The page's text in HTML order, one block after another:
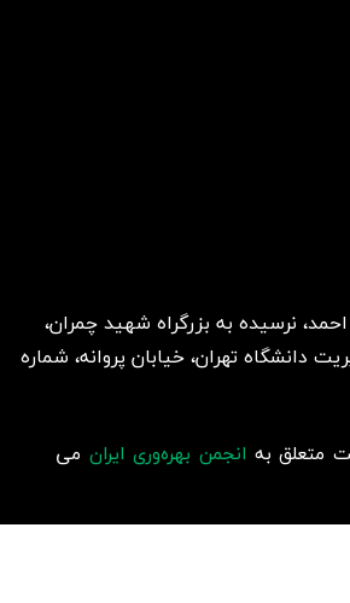
احمد، نرسیده به بزرگراه شهید چمران،
دانشگاه تهران، خیابان پروانه، شماره
متعلق به انجمن بهره‌وری ایران می